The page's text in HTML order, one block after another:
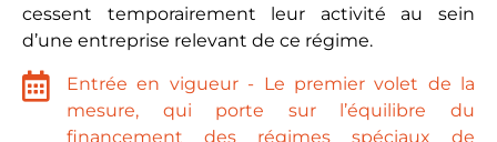
cessent temporairement leur activité au sein
d’une entreprise relevant de ce régime.
Entrée en vigueur - Le premier volet de la
mesure, qui porte sur l’équilibre du
financement des régimes spéciaux de